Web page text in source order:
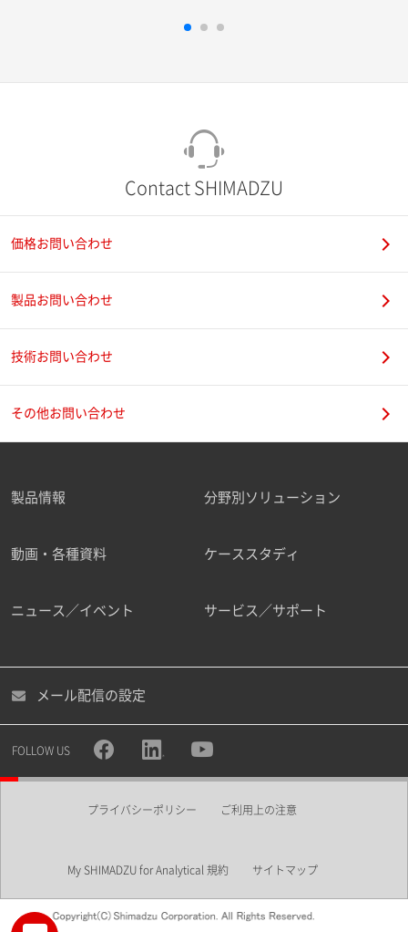
Contact SHIMADZU
価格お問い合わせ
製品お問い合わせ
技術お問い合わせ
その他お問い合わせ
製品情報 分野別ソリューション
動画・各種資料 ケーススタディ
ニュース／イベント サービス／サポート
メール配信の設定
FOLLOW US
プライバシーポリシー ご利用上の注意
My SHIMADZU for Analytical 規約 サイトマップ